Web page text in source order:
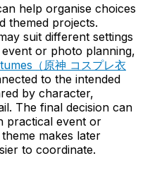
help organise choices
themed projects.
suit different settings
or photo planning,
（原神 コスプレ衣
to the intended
by character,
The final decision can
practical event or
makes later
to coordinate.